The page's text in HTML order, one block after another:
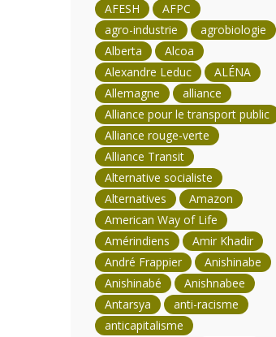
AFESH
AFPC
agro-industrie
agrobiologie
Alberta
Alcoa
Alexandre Leduc
ALÉNA
Allemagne
alliance
Alliance pour le transport public
Alliance rouge-verte
Alliance Transit
Alternative socialiste
Alternatives
Amazon
American Way of Life
Amérindiens
Amir Khadir
André Frappier
Anishinabe
Anishinabé
Anishnabee
Antarsya
anti-racisme
anticapitalisme